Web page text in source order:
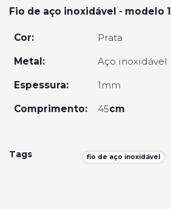
Fio de aço inoxidável - modelo 1
Cor: Prata
Metal: Aço inoxidável
Espessura: 1mm
Comprimento: 45cm
Tags fio de aço inoxidável